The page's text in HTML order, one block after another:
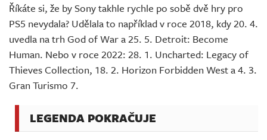
Říkáte si, že by Sony takhle rychle po sobě dvě hry pro
PS5 nevydala? Udělala to například v roce 2018, kdy 20. 4.
uvedla na trh God of War a 25. 5. Detroit: Become
Human. Nebo v roce 2022: 28. 1. Uncharted: Legacy of
Thieves Collection, 18. 2. Horizon Forbidden West a 4. 3.
Gran Turismo 7.
LEGENDA POKRAČUJE